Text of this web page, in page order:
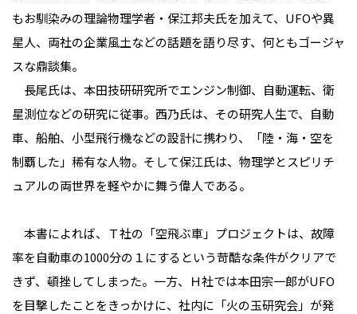
もお馴染みの理論物理学者・保江邦夫氏を加えて、UFOや異
星人、両社の企業風土などの話題を語り尽す、何ともゴージャ
スな鼎談集。
長尾氏は、本田技研研究所でエンジン制御、自動運転、衛
星測位などの研究に従事。西乃氏は、その研究人生で、自動
車、船舶、小型飛行機などの設計に携わり、「陸・海・空を
制覇した」稀有な人物。そして保江氏は、物理学とスピリチ
ュアルの両世界を軽やかに舞う偉人である。
本書によれば、Ｔ社の「空飛ぶ車」プロジェクトは、故障
率を自動車の1000分の１にするという苛酷な条件がクリアで
きず、頓挫してしまった。一方、Ｈ社では本田宗一郎がUFO
を目撃したことをきっかけに、社内に「火の玉研究会」が発